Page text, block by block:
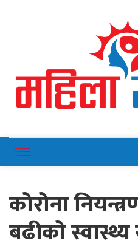
कोरोना
बढीको